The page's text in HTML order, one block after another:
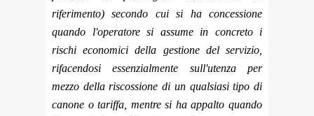
riferimento) secondo cui si ha concessione
quando l'operatore si assume in concreto i
rischi economici della gestione del servizio,
rifacendosi essenzialmente sull'utenza per
mezzo della riscossione di un qualsiasi tipo di
canone o tariffa, mentre si ha appalto quando